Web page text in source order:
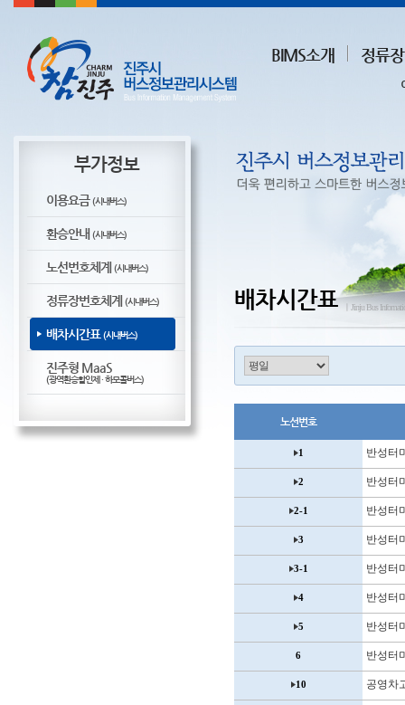
BIMS소개 정류
부가정보
이용요금(시내버스)
환승안내 (시내버스)
노선번호체계 (시내버스)
정류장번호체계 (시내버스)
배차시간표 (시내버스)
진주형 MaaS
(광역환승할인제 · 하모콜버스)
배차시간표 ㅣJinju Bus
노선번호
1 반성터
2 반성터
2-1 반성터
3 반성터
3-1 반성터
4 반성터
5 반성터
6 반성터
10 공영차